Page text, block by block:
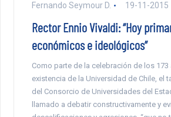
Fernando Seymour D. 19-11-2015
Rector Ennio Vivaldi: “Hoy
económicos e ideológicos”
Como parte de la celebración de los 173
existencia de la Universidad de Chile, el
del Consorcio de Universidades del
llamado a debatir constructivamente y